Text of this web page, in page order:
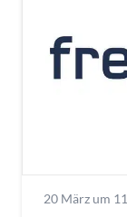
20 März um